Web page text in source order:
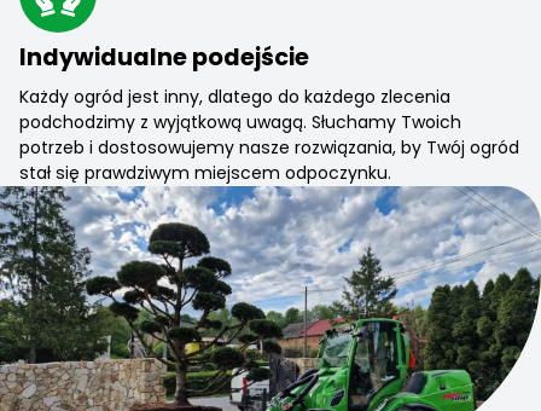
Indywidualne podejście
Każdy ogród jest inny, dlatego do każdego zlecenia
podchodzimy z wyjątkową uwagą. Słuchamy Twoich
potrzeb i dostosowujemy nasze rozwiązania, by Twój ogród
stał się prawdziwym miejscem odpoczynku.